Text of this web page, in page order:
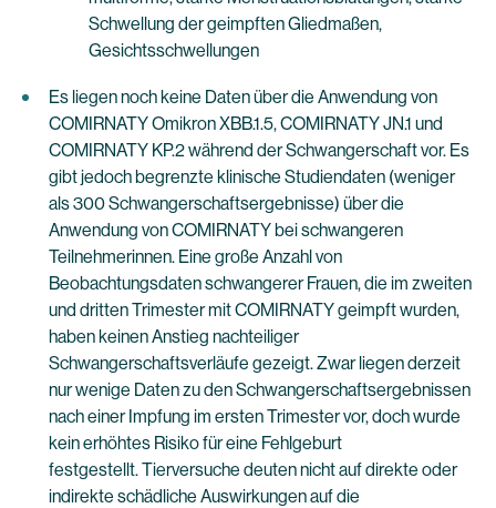
Schwellung der geimpften Gliedmaßen,
Gesichtsschwellungen
Es liegen noch keine Daten über die Anwendung von
COMIRNATY Omikron XBB.1.5, COMIRNATY JN.1 und
COMIRNATY KP.2 während der Schwangerschaft vor. Es
gibt jedoch begrenzte klinische Studiendaten (weniger
als 300 Schwangerschaftsergebnisse) über die
Anwendung von COMIRNATY bei schwangeren
Teilnehmerinnen. Eine große Anzahl von
Beobachtungsdaten schwangerer Frauen, die im zweiten
und dritten Trimester mit COMIRNATY geimpft wurden,
haben keinen Anstieg nachteiliger
Schwangerschaftsverläufe gezeigt. Zwar liegen derzeit
nur wenige Daten zu den Schwangerschaftsergebnissen
nach einer Impfung im ersten Trimester vor, doch wurde
kein erhöhtes Risiko für eine Fehlgeburt
festgestellt. Tierversuche deuten nicht auf direkte oder
indirekte schädliche Auswirkungen auf die